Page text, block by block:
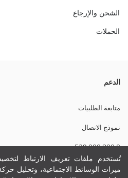
تُستخدم ملفات تعريف الارتباط
ميزات الوسائط الاجتماعية، وتحليل
الشحن والإرجاع
الحملات
تي شيرت رجالي بقصة عادية، بأكمام
وافل. فيه إغلاق بالأزرار.
تفاصيل الاستدامة:
نام تجاری:
نوع:
الدعم
متابعة الطلبيات
نموذج الاتصال
0 800 000 529
مساعدة